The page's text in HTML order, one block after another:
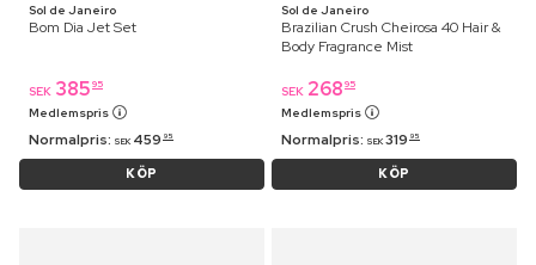
Sol de Janeiro
Bom Dia Jet Set
SEK 385 95
Medlemspris
Normalpris: SEK 459 95
KÖP
Sol de Janeiro
Brazilian Crush Cheirosa 40 Hair &
Body Fragrance Mist
SEK 268 95
Medlemspris
Normalpris: SEK 319 95
KÖP